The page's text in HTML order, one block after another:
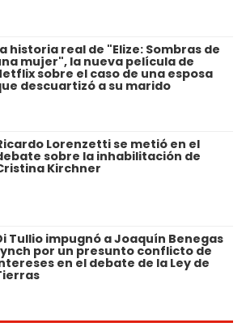
historia real de "Elize: Sombras de
mujer", la nueva película de
sobre el caso de una esposa
descuartizó a su marido
Lorenzetti se metió en el
sobre la inhabilitación de
Kirchner
Tullio impugnó a Joaquín Benegas
por un presunto conflicto de
en el debate de la Ley de